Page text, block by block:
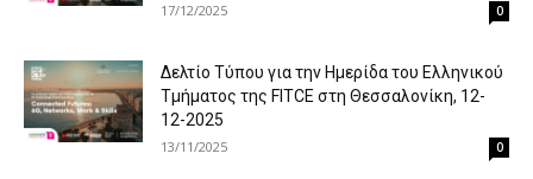
17/12/2025 0
Δελτίο Τύπου για την Ημερίδα του Ελληνικού
Τμήματος της FITCE στη Θεσσαλονίκη, 12-
12-2025
13/11/2025 0